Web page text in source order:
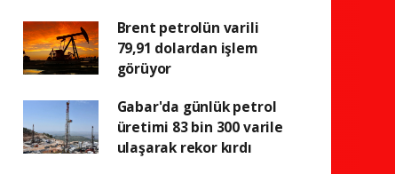
Brent petrolün varili
79,91 dolardan işlem
görüyor
Gabar'da günlük petrol
üretimi 83 bin 300 varile
ulaşarak rekor kırdı